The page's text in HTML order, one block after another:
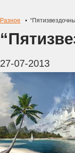
Разное
27-07-2013